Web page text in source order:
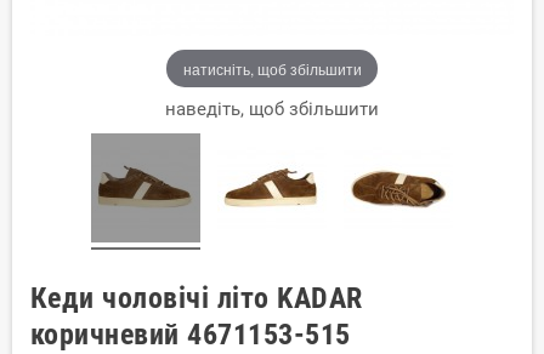
натисніть, щоб збільшити
наведіть, щоб збільшити
Кеди чоловічі літо KADAR
коричневий 4671153-515